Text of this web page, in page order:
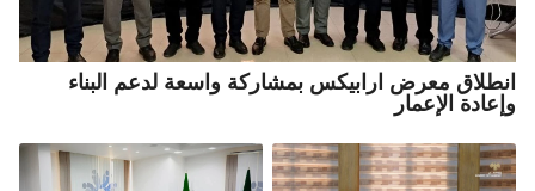
انطلاق معرض ارابيكس بمشاركة واسعة لدعم البناء
وإعادة الإعمار